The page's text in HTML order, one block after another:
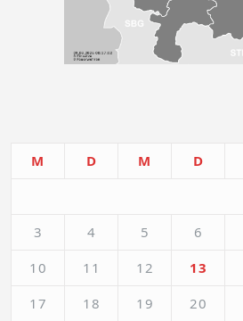
M D M D
3
4 5 6
10
11 12 13
17
18 19 20